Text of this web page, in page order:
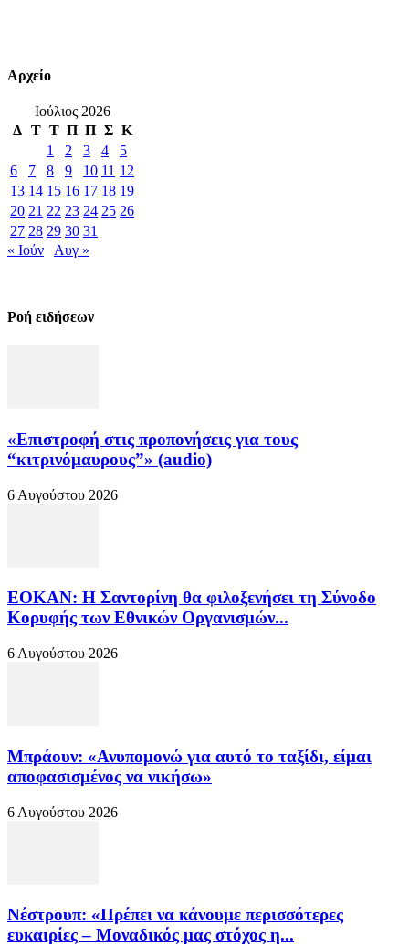
Αρχείο
Ιούλιος 2026
Δ Τ Τ Π Π Σ Κ
1
2 3 4
5
6
7 8 9 10 11 12
13 14 15 16 17 18 19
20 21 22 23 24 25 26
27 28 29 30 31
« Ιούν
Αυγ »
Ροή ειδήσεων
«Επιστροφή στις προπονήσεις για τους
“κιτρινόμαυρους”» (audio)
6 Αυγούστου 2026
ΕΟΚΑΝ: Η Σαντορίνη θα φιλοξενήσει τη Σύνοδο
Κορυφής των Εθνικών Οργανισμών...
6 Αυγούστου 2026
Μπράουν: «Ανυπομονώ για αυτό το ταξίδι, είμαι
αποφασισμένος να νικήσω»
6 Αυγούστου 2026
Νέστρουπ: «Πρέπει να κάνουμε περισσότερες
ευκαιρίες – Μοναδικός μας στόχος η...